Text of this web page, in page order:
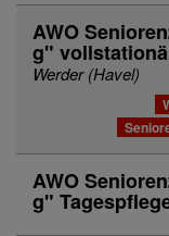
AWO
g"
Werder (Havel)
AWO
g"